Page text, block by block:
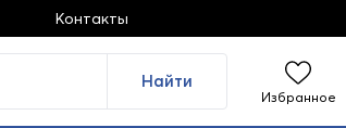
Контакты
Найти
Избранное